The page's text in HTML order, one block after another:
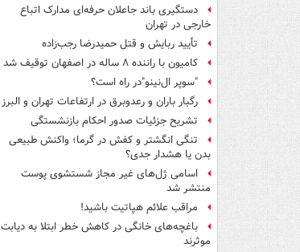
دستگیری باند جاعلان حرفه‌ای مدارک اتباع
خارجی در تهران
تأیید ربایش و قتل حمیدرضا رجب‌زاده
کامیون با راننده ۸ ساله در اصفهان توقیف شد
"سوپر ال‌نینو"در راه است؟
رگبار باران و رعدوبرق در ارتفاعات تهران و البرز
تشریح جزئیات صدور احکام بازنشستگی
تنگی انگشتر و کفش در گرما؛ واکنش طبیعی
بدن یا هشدار جدی؟
اسامی ژل‌های غیر مجاز شستشوی پوست
منتشر شد
مراقب علائم هپاتیت باشید!
باغچه‌های خانگی در کاهش خطر ابتلا به دیابت
موثرند